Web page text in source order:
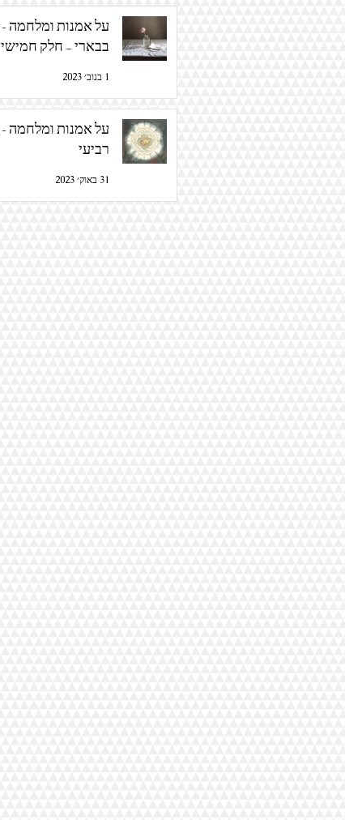
על
בבארי – חלק חמישי
1 בנוב׳ 2023
על אמנות ומלחמה
רביעי
31 באוק׳ 2023